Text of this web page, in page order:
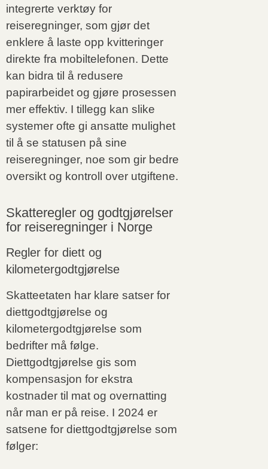
integrerte verktøy for
reiseregninger, som gjør det
enklere å laste opp kvitteringer
direkte fra mobiltelefonen. Dette
kan bidra til å redusere
papirarbeidet og gjøre prosessen
mer effektiv. I tillegg kan slike
systemer ofte gi ansatte mulighet
til å se statusen på sine
reiseregninger, noe som gir bedre
oversikt og kontroll over utgiftene.
Skatteregler og godtgjørelser
for reiseregninger i Norge
Regler for diett og
kilometergodtgjørelse
Skatteetaten har klare satser for
diettgodtgjørelse og
kilometergodtgjørelse som
bedrifter må følge.
Diettgodtgjørelse gis som
kompensasjon for ekstra
kostnader til mat og overnatting
når man er på reise. I 2024 er
satsene for diettgodtgjørelse som
følger: